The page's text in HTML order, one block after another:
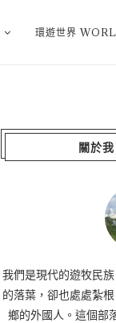
環遊世界
關於
我們是現代的遊牧民
的落葉，卻也處處紮
鄉的外國人。這個部